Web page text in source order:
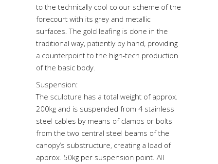
to the technically cool colour scheme of the
forecourt with its grey and metallic
surfaces. The gold leafing is done in the
traditional way, patiently by hand, providing
a counterpoint to the high-tech production
of the basic body.
Suspension:
The sculpture has a total weight of approx.
200kg and is suspended from 4 stainless
steel cables by means of clamps or bolts
from the two central steel beams of the
canopy’s substructure, creating a load of
approx. 50kg per suspension point. All